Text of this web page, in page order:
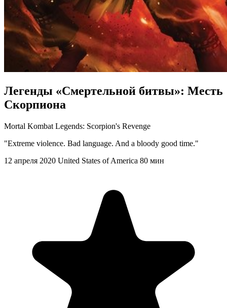
Легенды «Смертельной битвы»: Месть
Скорпиона
Mortal Kombat Legends: Scorpion's Revenge
"Extreme violence. Bad language. And a bloody good time."
12 апреля 2020 United States of America 80 мин